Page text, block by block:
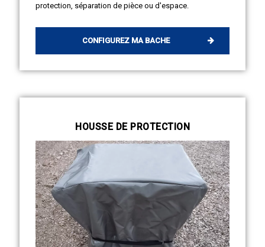
protection, séparation de pièce ou d'espace.
CONFIGUREZ MA BACHE
HOUSSE DE PROTECTION